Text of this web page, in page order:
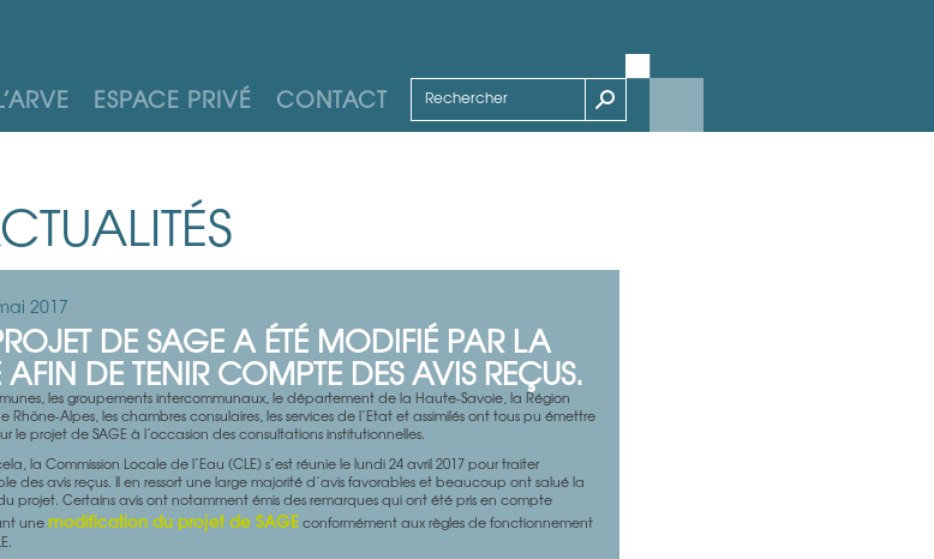
ESPACE PRIVÉ CONTACT
2017
DE SAGE A ÉTÉ MODIFIÉ PAR LA
AFIN DE TENIR COMPTE DES AVIS REÇUS.
les groupements intercommunaux, le département de la Haute-Savoie, la Région
Rhône-Alpes, les chambres consulaires, les services de l’Etat et assimilés ont tous pu émettre
le projet de SAGE à l’occasion des consultations institutionnelles.
la Commission Locale de l’Eau (CLE) s’est réunie le lundi 24 avril 2017 pour traiter
des avis reçus. Il en ressort une large majorité d’avis favorables et beaucoup ont salué la
projet. Certains avis ont notamment émis des remarques qui ont été pris en compte
unemodification du projet de SAGEconformément aux règles de fonctionnement